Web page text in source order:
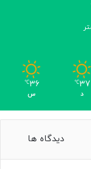
37
℃
د
36
℃
س
دیدگاه ها